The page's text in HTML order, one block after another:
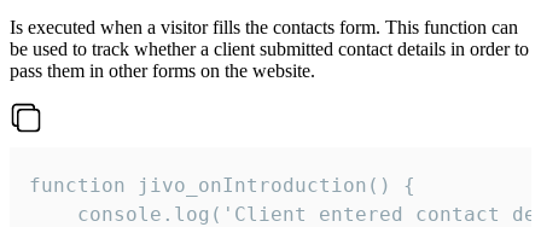
Is executed when a visitor fills the contacts form. This function can
be used to track whether a client submitted contact details in order to
pass them in other forms on the website.
function jivo_onIntroduction() {
console.log('Client entered contact